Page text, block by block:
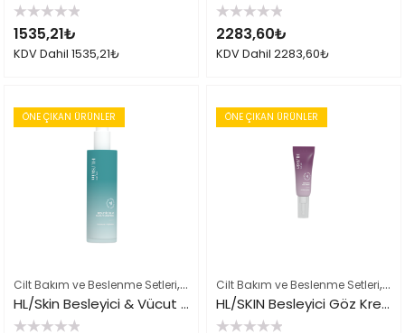
5
üzerinden
0
oy
1535,21₺
KDV Dahil 1535,21₺
5
üzerinden
0
oy
2283,60₺
KDV Dahil 2283,60₺
ÖNE ÇIKAN ÜRÜNLER
Cilt Bakım ve Beslenme Setleri, Çok Satılan Ürünler,Herbalife Cilt
HL/Skin Besleyici & Vücut Losyonu 147 ml
ÖNE ÇIKAN ÜRÜNLER
Cilt Bakım ve Beslenme Setleri,
HL/SKIN Besleyici Göz Kremi 15 ml